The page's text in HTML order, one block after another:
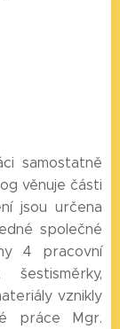
samostatně
věnuje části
jsou určena
společné
4 pracovní
vznikly
práce Mgr.